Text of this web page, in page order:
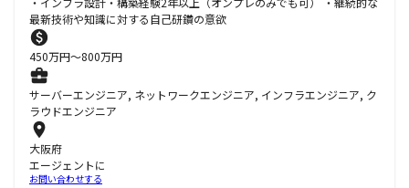
最新技術や知識に対する自己研鑽の意欲
450万円〜800万円
サーバーエンジニア, ネットワークエンジニア, インフラエンジニア, ク
ラウドエンジニア
大阪府
エージェントに
お問い合わせする